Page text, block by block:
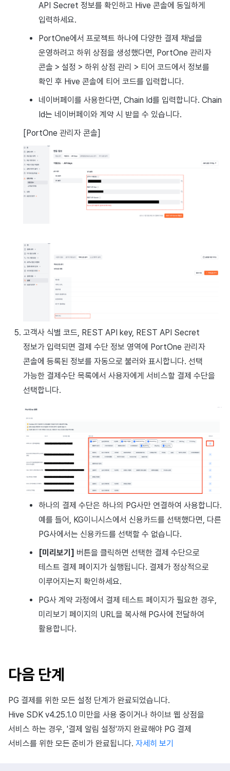
API Secret 정보를 확인하고 Hive 콘솔에 동일하게
입력하세요.
PortOne에서 프로젝트 하나에 다양한 결제 채널을
운영하려고 하위 상점을 생성했다면, PortOne 관리자
콘솔 > 설정 > 하위 상점 관리 > 티어 코드에서 정보를
확인 후 Hive 콘솔에 티어 코드를 입력합니다.
네이버페이를 사용한다면, Chain Id를 입력합니다. Chain
Id는 네이버페이와 계약 시 받을 수 있습니다.
[PortOne 관리자 콘솔]
고객사 식별 코드, REST API key, REST API Secret
정보가 입력되면 결제 수단 정보 영역에 PortOne 관리자
콘솔에 등록된 정보를 자동으로 불러와 표시합니다. 선택
가능한 결제수단 목록에서 사용자에게 서비스할 결제 수단을
선택합니다.
하나의 결제 수단은 하나의 PG사만 연결하여 사용합니다.
예를 들어, KG이니시스에서 신용카드를 선택했다면, 다른
PG사에서는 신용카드를 선택할 수 없습니다.
[미리보기] 버튼을 클릭하면 선택한 결제 수단으로
테스트 결제 페이지가 실행됩니다. 결제가 정상적으로
이루어지는지 확인하세요.
PG사 계약 과정에서 결제 테스트 페이지가 필요한 경우,
미리보기 페이지의 URL을 복사해 PG사에 전달하여
활용합니다.
다음 단계
PG 결제를 위한 모든 설정 단계가 완료되었습니다.
Hive SDK v4.25.1.0 미만을 사용 중이거나 하이브 웹 상점을
서비스 하는 경우, '결제 알림 설정'까지 완료해야 PG 결제
서비스를 위한 모든 준비가 완료됩니다. 자세히 보기